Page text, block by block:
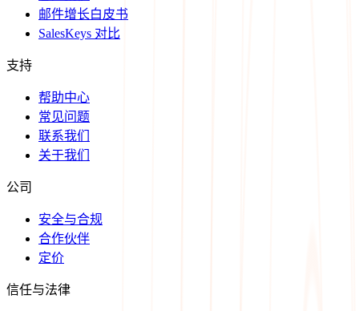
邮件增长白皮书
SalesKeys 对比
支持
帮助中心
常见问题
联系我们
关于我们
公司
安全与合规
合作伙伴
定价
信任与法律